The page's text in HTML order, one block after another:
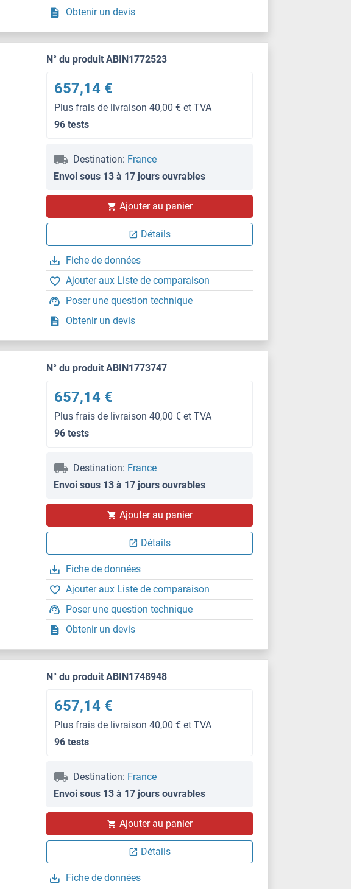
Obtenir un devis
N° du produit ABIN1772523
657,14 €
Plus frais de livraison 40,00 € et TVA
96 tests
Destination: France
Envoi sous 13 à 17 jours ouvrables
Ajouter au panier
Détails
Fiche de données
Ajouter aux Liste de comparaison
Poser une question technique
Obtenir un devis
N° du produit ABIN1773747
657,14 €
Plus frais de livraison 40,00 € et TVA
96 tests
Destination: France
Envoi sous 13 à 17 jours ouvrables
Ajouter au panier
Détails
Fiche de données
Ajouter aux Liste de comparaison
Poser une question technique
Obtenir un devis
N° du produit ABIN1748948
657,14 €
Plus frais de livraison 40,00 € et TVA
96 tests
Destination: France
Envoi sous 13 à 17 jours ouvrables
Ajouter au panier
Détails
Fiche de données